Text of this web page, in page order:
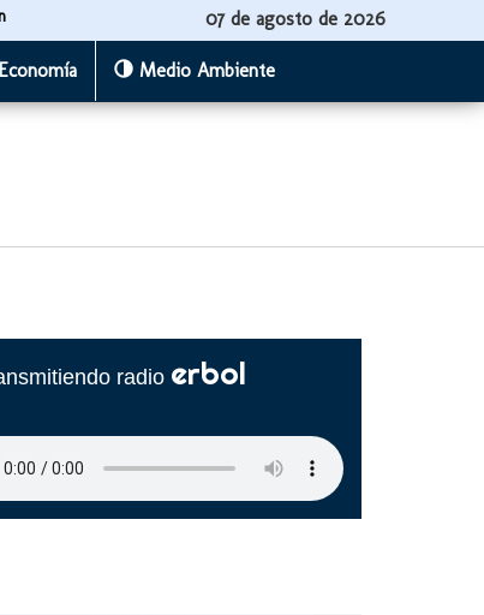
07 de agosto de 2026
Economía Medio Ambiente
radio erbol